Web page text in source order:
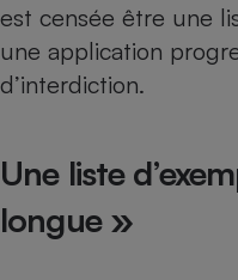
est censée être une
une application
d’interdiction.
Une liste
longue »